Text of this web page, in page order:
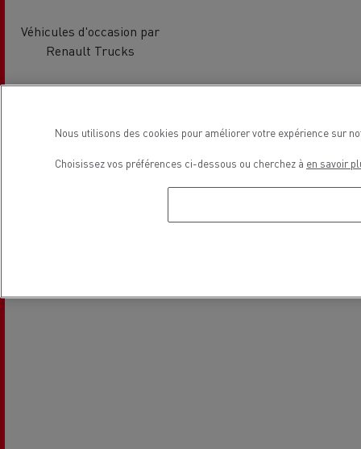
Véhicules d'occasion par
Renault Trucks
Nous utilisons des cookies pour améliorer votre expérience sur
Choisissez vos préférences ci-dessous ou cherchez à en savoir